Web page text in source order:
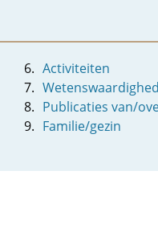
Activiteiten
Publicaties van/
Familie/gezin